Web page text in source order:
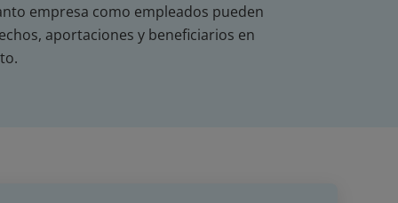
empresa como empleados pueden
aportaciones y beneficiarios en